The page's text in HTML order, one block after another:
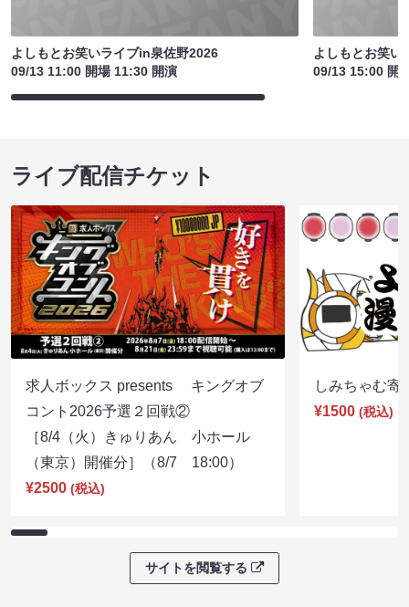
よしもとお笑いライブin泉佐野2026
09/13 11:00 開場 11:30 開演
よしもとお笑
09/13 15:00 開
ライブ配信チケット
求人ボックス presents キングオブ
コント2026予選２回戦②
［8/4（火）きゅりあん 小ホール
（東京）開催分］（8/7 18:00）
¥2500 (税込)
しみちゃむ
¥1500 (税込)
サイトを閲覧する